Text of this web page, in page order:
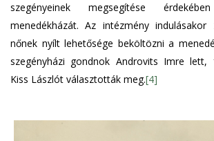
szegényeinek megsegítése
menedékházát. Az intézmény
nőnek nyílt lehetősége beköltözni a
szegényházi gondnok Androvits Imre lett,
Kiss Lászlót választották meg.[4]